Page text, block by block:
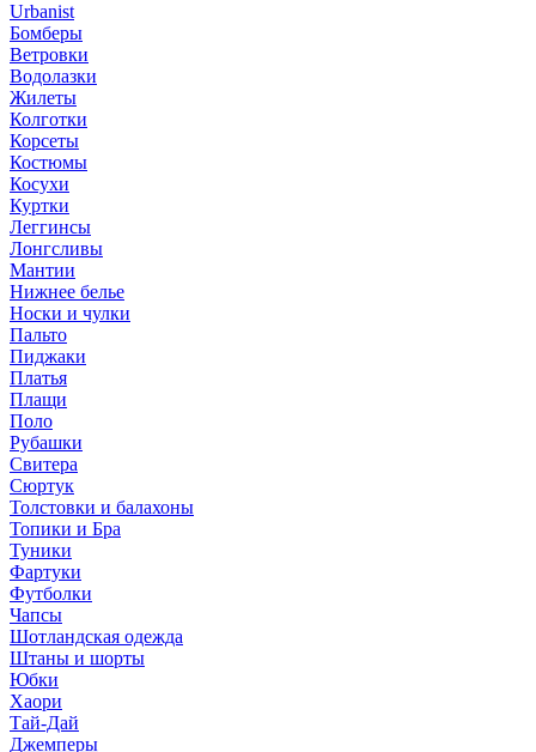
Urbanist
Бомберы
Ветровки
Водолазки
Жилеты
Колготки
Корсеты
Костюмы
Косухи
Куртки
Леггинсы
Лонгсливы
Мантии
Нижнее белье
Носки и чулки
Пальто
Пиджаки
Платья
Плащи
Поло
Рубашки
Свитера
Сюртук
Толстовки и балахоны
Топики и Бра
Туники
Фартуки
Футболки
Чапсы
Шотландская одежда
Штаны и шорты
Юбки
Хаори
Тай-Дай
Джемперы